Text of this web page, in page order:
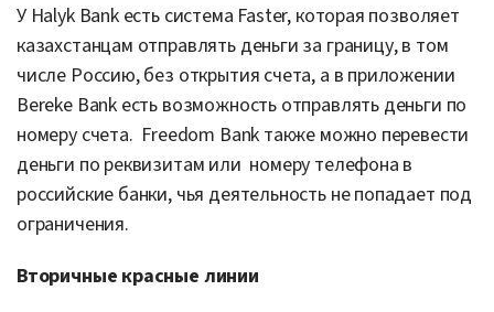
У Halyk Bank есть система Faster, которая позволяет
казахстанцам отправлять деньги за границу, в том
числе Россию, без открытия счета, а в приложении
Bereke Bank есть возможность отправлять деньги по
номеру счета. Freedom Bank также можно перевести
деньги по реквизитам или номеру телефона в
российские банки, чья деятельность не попадает под
ограничения.
Вторичные красные линии